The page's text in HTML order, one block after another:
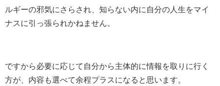
ルギーの邪気にさらされ、知らない内に自分の人生をマイ
ナスに引っ張られかねません。
ですから必要に応じて自分から主体的に情報を取りに行く
方が、内容も選べて余程プラスになると思います。